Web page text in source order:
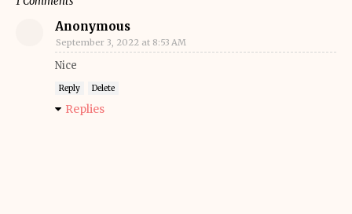
Anonymous
September 3, 2022 at 8:53 AM
Nice
Reply Delete
Replies